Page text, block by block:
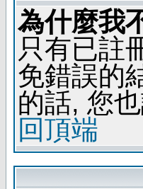
為什麼我
只有已註
免錯誤的
的話, 您
回頂端